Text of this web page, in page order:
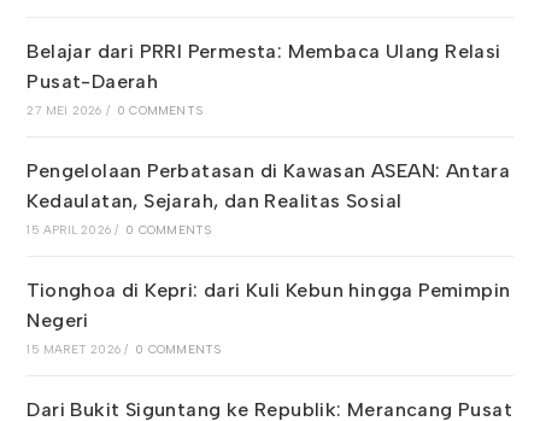
Belajar dari PRRI Permesta: Membaca Ulang Relasi
Pusat-Daerah
27 MEI 2026 / 0 COMMENTS
Pengelolaan Perbatasan di Kawasan ASEAN: Antara
Kedaulatan, Sejarah, dan Realitas Sosial
15 APRIL 2026 / 0 COMMENTS
Tionghoa di Kepri: dari Kuli Kebun hingga Pemimpin
Negeri
15 MARET 2026 / 0 COMMENTS
Dari Bukit Siguntang ke Republik: Merancang Pusat